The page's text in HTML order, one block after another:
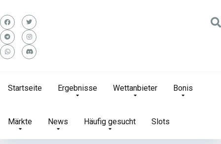
Startseite Ergebnisse Wettanbieter Bonis
Märkte News Häufig gesucht Slots